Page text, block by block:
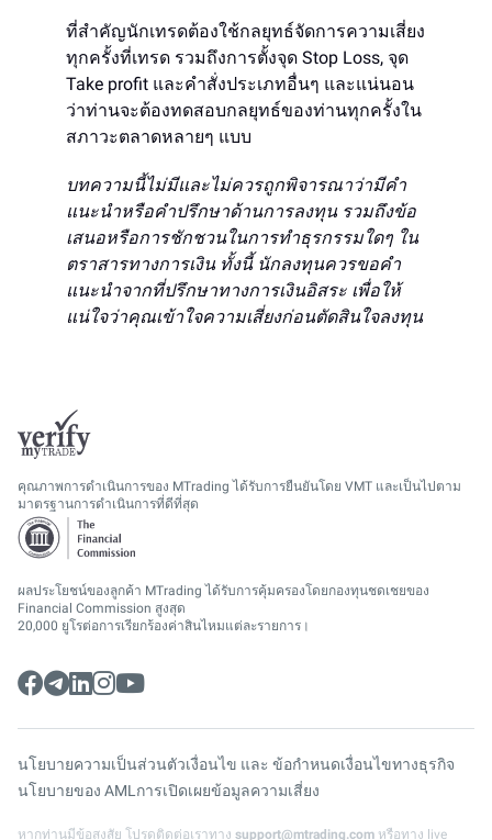
ที่สำคัญนักเทรดต้องใช้กลยุทธ์จัดการความเสี่ยง
ทุกครั้งที่เทรด รวมถึงการตั้งจุด Stop Loss, จุด
Take profit และคำสั่งประเภทอื่นๆ และแน่นอน
ว่าท่านจะต้องทดสอบกลยุทธ์ของท่านทุกครั้งใน
สภาวะตลาดหลายๆ แบบ
บทความนี้ไม่มีและไม่ควรถูกพิจารณาว่ามีคำ
แนะนำหรือคำปรึกษาด้านการลงทุน รวมถึงข้อ
เสนอหรือการชักชวนในการทำธุรกรรมใดๆ ใน
ตราสารทางการเงิน ทั้งนี้ นักลงทุนควรขอคำ
แนะนำจากที่ปรึกษาทางการเงินอิสระ เพื่อให้
แน่ใจว่าคุณเข้าใจความเสี่ยงก่อนตัดสินใจลงทุน
คุณภาพการดำเนินการของ MTrading ได้รับการยืนยันโดย VMT และเป็นไปตาม
มาตรฐานการดำเนินการที่ดีที่สุด
ผลประโยชน์ของลูกค้า MTrading ได้รับการคุ้มครองโดยกองทุนชดเชยของ
Financial Commission สูงสุด
20,000 ยูโรต่อการเรียกร้องค่าสินไหมแต่ละรายการ।
นโยบายความเป็นส่วนตัวเงื่อนไข และ ข้อกำหนดเงื่อนไขทางธุรกิจ
นโยบายของ AML การเปิดเผยข้อมูลความเสี่ยง
หากท่านมีข้อสงสัย โปรดติดต่อเราทาง support@mtrading.com หรือทาง live